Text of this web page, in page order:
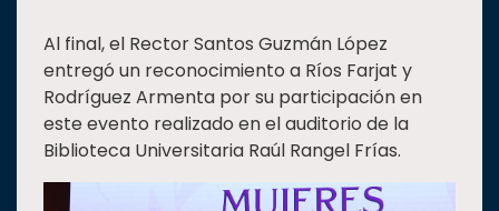
Al final, el Rector Santos Guzmán López
entregó un reconocimiento a Ríos Farjat y
Rodríguez Armenta por su participación en
este evento realizado en el auditorio de la
Biblioteca Universitaria Raúl Rangel Frías.